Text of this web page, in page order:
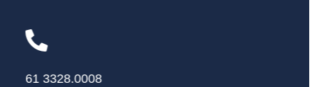
61 3328.0008